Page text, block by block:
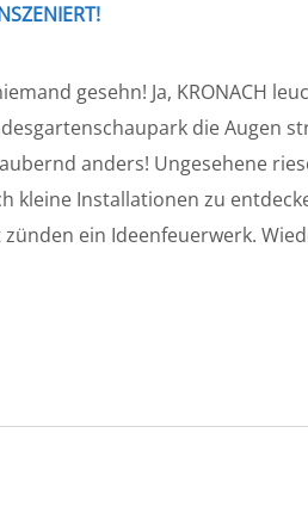
gesehn! Ja, KRONACH
die Augen
anders! Ungesehene
kleine Installationen zu
ein Ideenfeuerwerk.